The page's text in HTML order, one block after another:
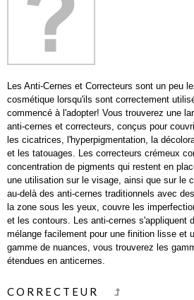
Les Anti-Cernes et Correcteurs sont un peu
cosmétique lorsqu'ils sont correctement
commencé à l'adopter! Vous trouverez une
anti-cernes et correcteurs, conçus pour
les cicatrices, l'hyperpigmentation, la
et les tatouages. Les correcteurs crémeux
concentration de pigments qui restent en
une utilisation sur le visage, ainsi que sur le
au-delà des anti-cernes traditionnels avec
la zone sous les yeux, couvre les
et les contours. Les anti-cernes s'appliquent
mélange facilement pour une finition lisse et
gamme de nuances, vous trouverez les
étendues en anticernes.
CORRECTEUR